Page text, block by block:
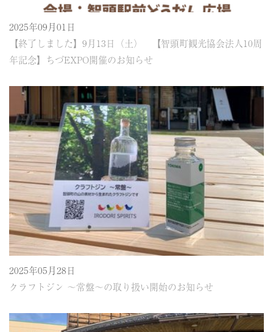
2025年09月01日
【終了しました】9月13日（土） 【智頭町観光協会法人10周
年記念】ちづEXPO開催のお知らせ
2025年05月28日
クラフトジン ～常盤～の取り扱い開始のお知らせ